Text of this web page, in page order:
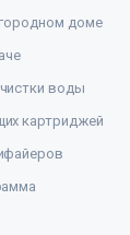
доме
воды
картриджей